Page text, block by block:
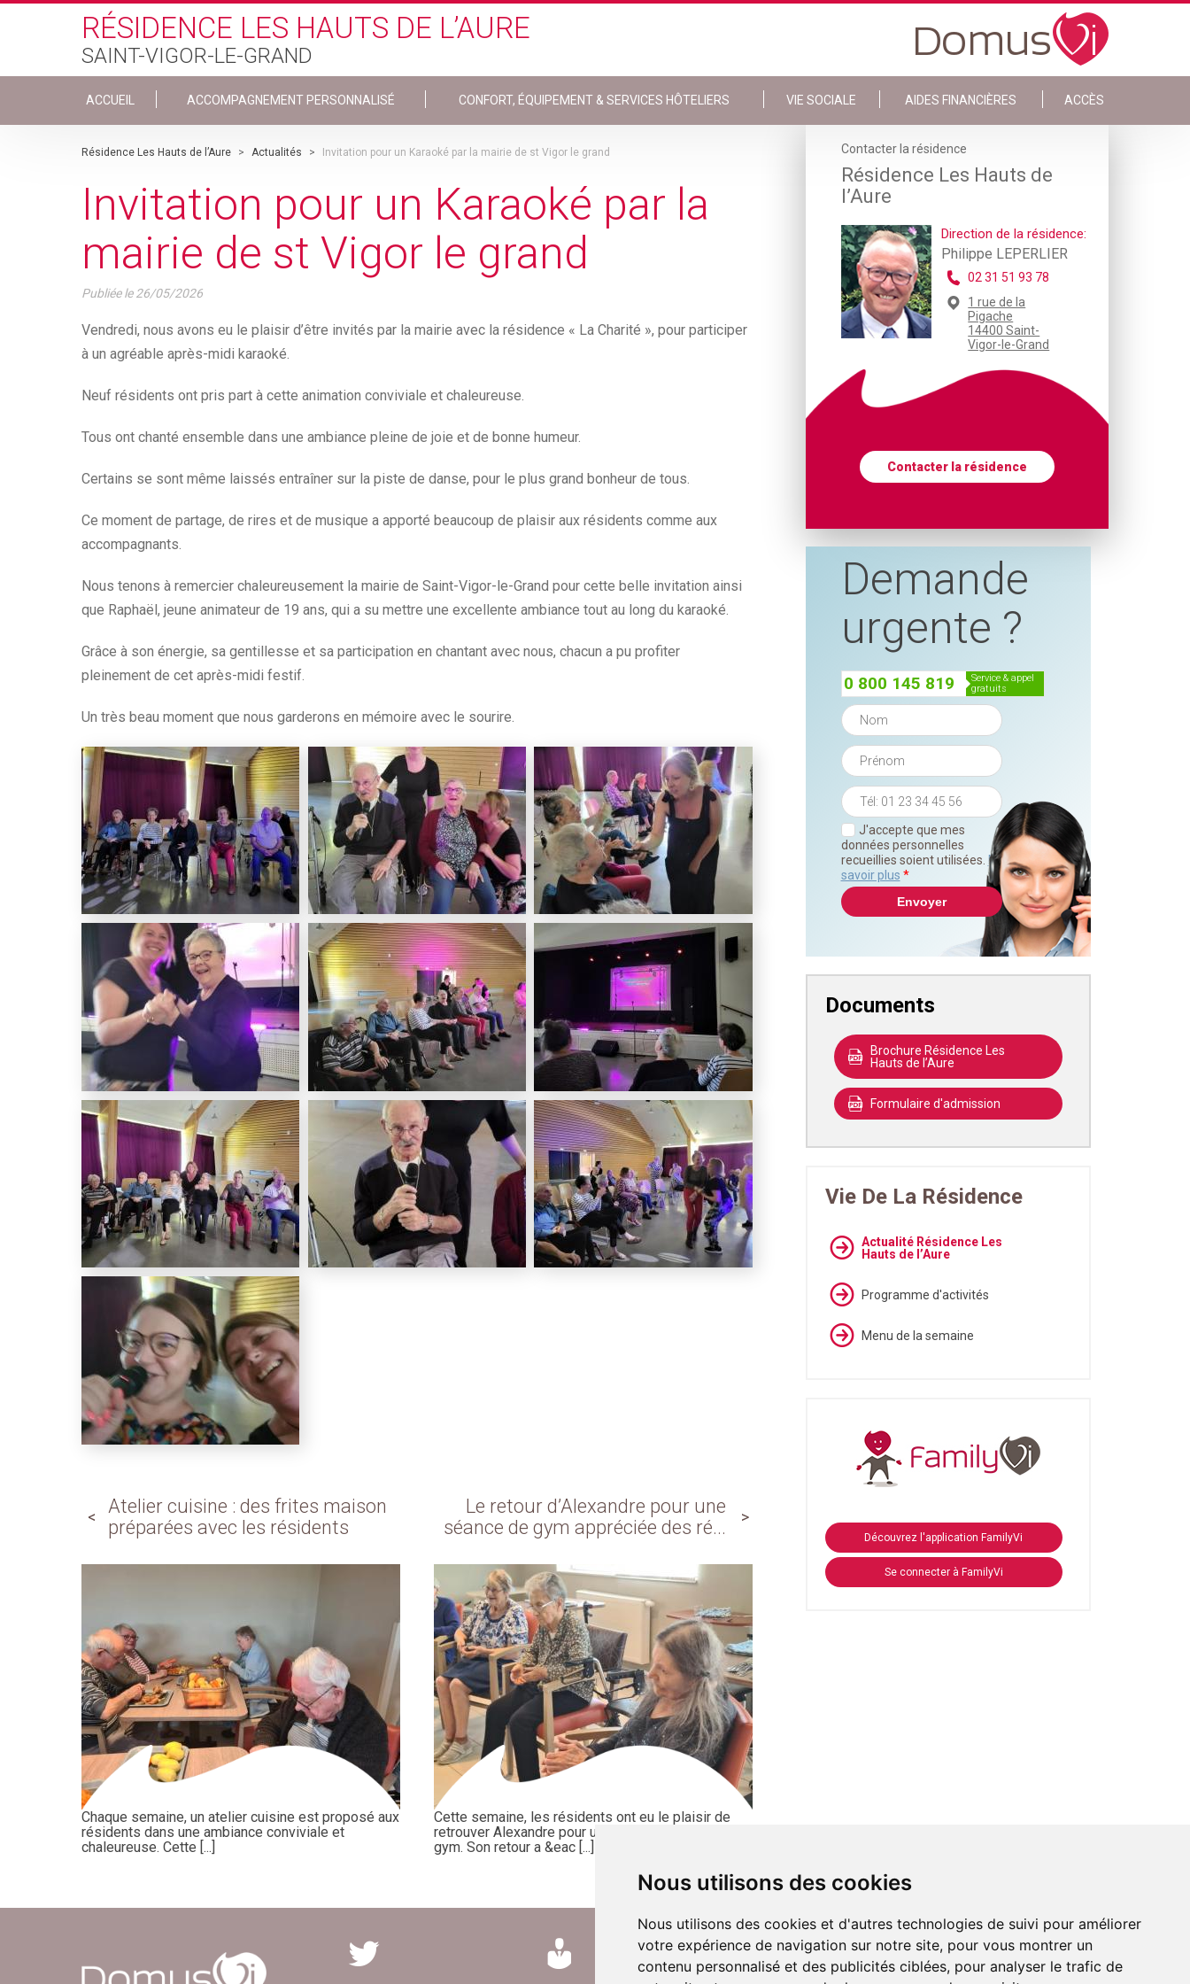
Nous utilisons des cookies
Nous utilisons des cookies et d'autres technologies de suivi pour améliorer
votre expérience de navigation sur notre site, pour vous montrer un
contenu personnalisé et des publicités ciblées, pour analyser le trafic de
Skip to main content
RÉSIDENCE LES HAUTS DE L’AURE
SAINT-VIGOR-LE-GRAND
ACCUEIL ACCOMPAGNEMENT PERSONNALISÉ CONFORT, ÉQUIPEMENT & SERVICES HÔTELIERS VIE SOCIALE AIDES FINANCIÈRES ACCÈS
Résidence Les Hauts de l’Aure > Actualités > Invitation pour un Karaoké par la mairie de st Vigor le grand
Invitation pour un Karaoké par la
mairie de st Vigor le grand
Publiée le 26/05/2026
Vendredi, nous avons eu le plaisir d’être invités par la mairie avec la résidence « La Charité », pour participer
à un agréable après-midi karaoké.
Neuf résidents ont pris part à cette animation conviviale et chaleureuse.
Tous ont chanté ensemble dans une ambiance pleine de joie et de bonne humeur.
Certains se sont même laissés entraîner sur la piste de danse, pour le plus grand bonheur de tous.
Ce moment de partage, de rires et de musique a apporté beaucoup de plaisir aux résidents comme aux
accompagnants.
Nous tenons à remercier chaleureusement la mairie de Saint-Vigor-le-Grand pour cette belle invitation ainsi
que Raphaël, jeune animateur de 19 ans, qui a su mettre une excellente ambiance tout au long du karaoké.
Grâce à son énergie, sa gentillesse et sa participation en chantant avec nous, chacun a pu profiter
pleinement de cet après-midi festif.
Un très beau moment que nous garderons en mémoire avec le sourire.
Atelier cuisine : des frites maison
préparées avec les résidents
Chaque semaine, un atelier cuisine est proposé aux
résidents dans une ambiance conviviale et
chaleureuse. Cette [...]
Le retour d’Alexandre pour une
séance de gym appréciée des ré...
Cette semaine, les résidents ont eu le plaisir de
retrouver Alexandre pour une nouvelle séance de
gym. Son retour a &eac [...]
Contacter la résidence
Résidence Les Hauts de
l’Aure
Direction de la résidence:
Philippe LEPERLIER
02 31 51 93 78
1 rue de la
Pigache
14400 Saint-
Vigor-le-Grand
Contacter la résidence
Demande
urgente ?
0 800 145 819
service & appel
gratuits
J'accepte que mes
données personnelles
recueillies soient utilisées. En
savoir plus *
Documents
Brochure Résidence Les
Hauts de l’Aure
Formulaire d'admission
Vie De La Résidence
Actualité Résidence Les
Hauts de l’Aure
Programme d'activités
Menu de la semaine
Découvrez l'application FamilyVi
Se connecter à FamilyVi